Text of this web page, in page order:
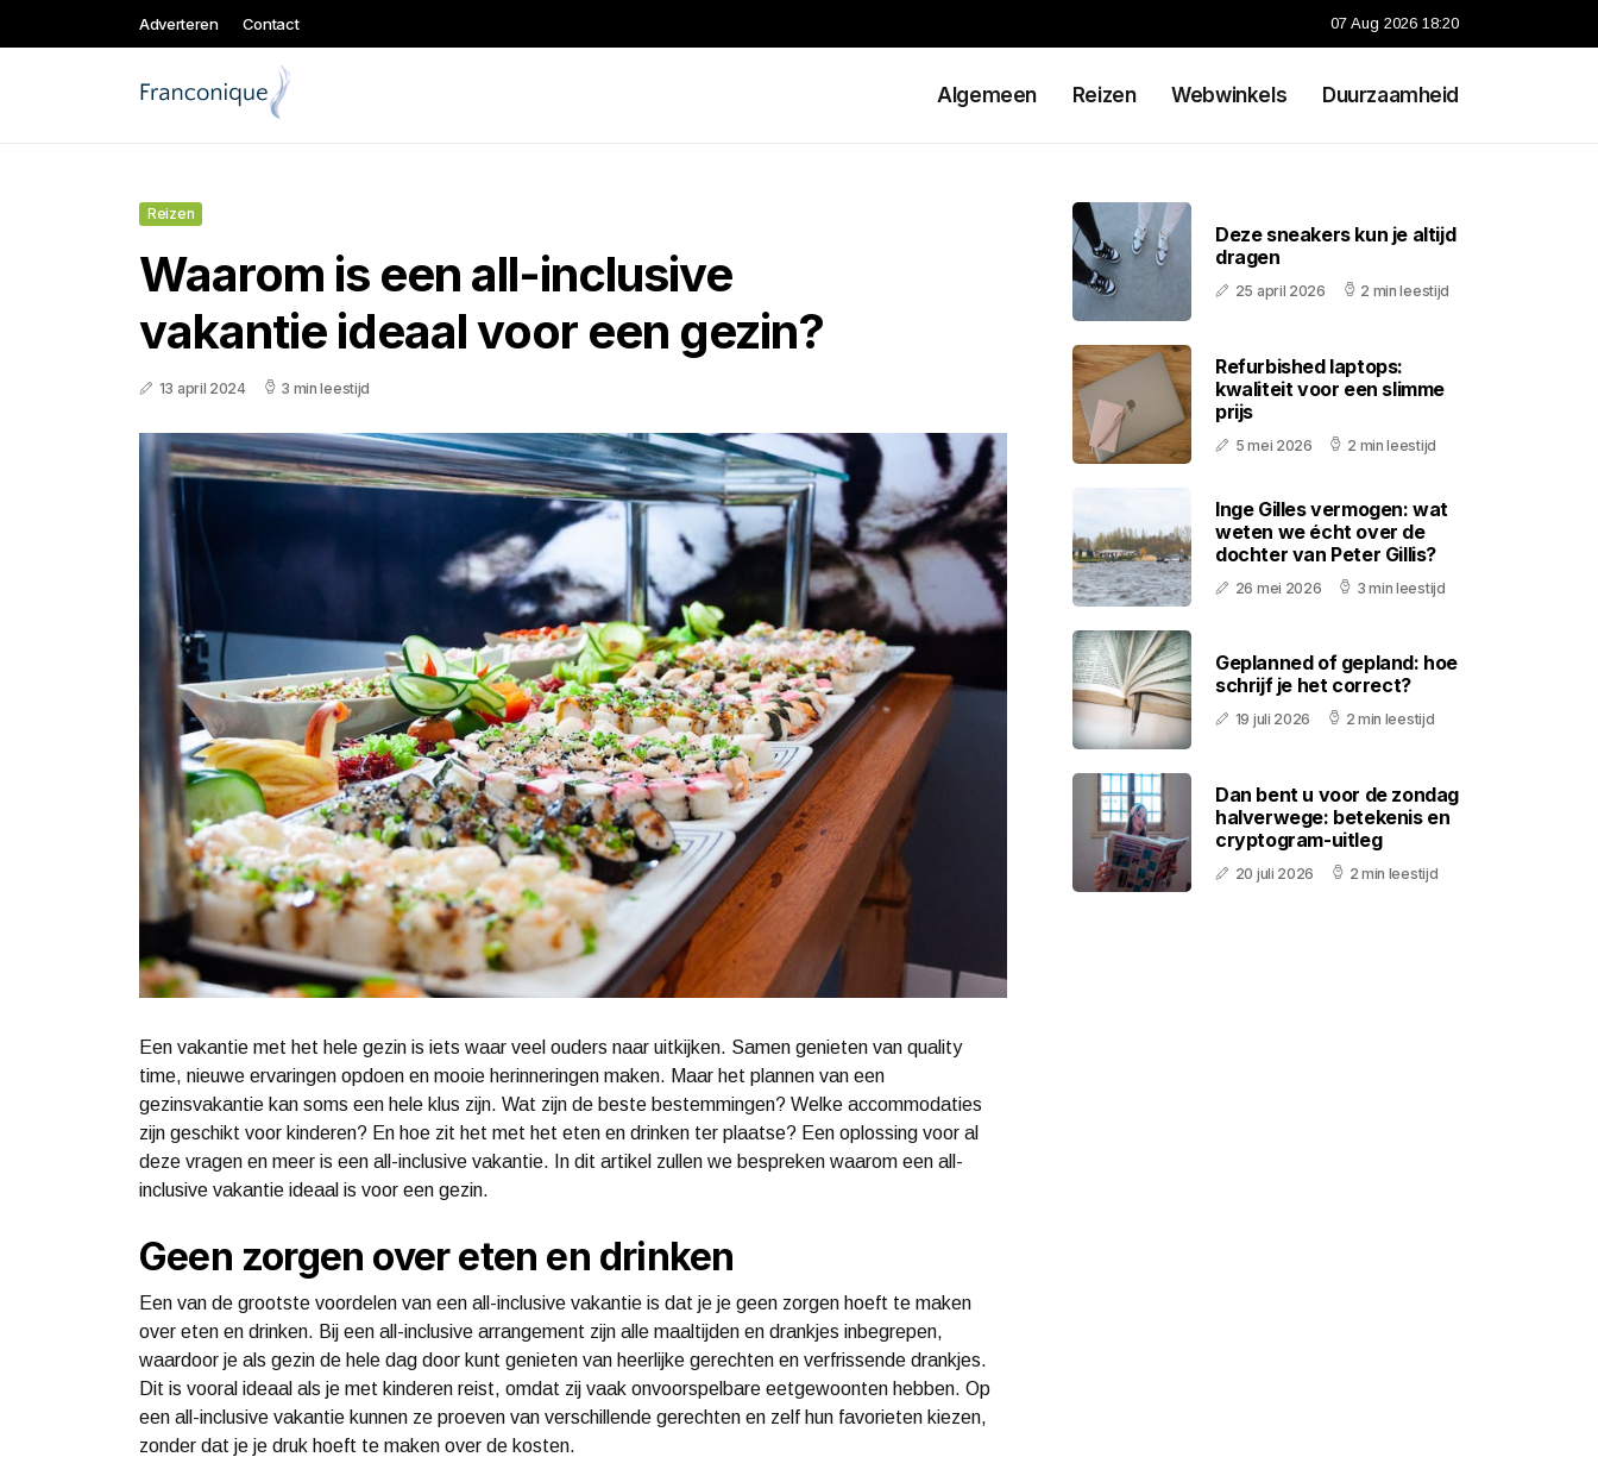
Adverteren Contact 07 Aug 2026 18:20
Algemeen Reizen Webwinkels Duurzaamheid
Reizen
Waarom is een all-inclusive
vakantie ideaal voor een gezin?
13 april 2024 3 min leestijd
Een vakantie met het hele gezin is iets waar veel ouders naar uitkijken. Samen genieten van quality
time, nieuwe ervaringen opdoen en mooie herinneringen maken. Maar het plannen van een
gezinsvakantie kan soms een hele klus zijn. Wat zijn de beste bestemmingen? Welke accommodaties
zijn geschikt voor kinderen? En hoe zit het met het eten en drinken ter plaatse? Een oplossing voor al
deze vragen en meer is een all-inclusive vakantie. In dit artikel zullen we bespreken waarom een all-
inclusive vakantie ideaal is voor een gezin.
Geen zorgen over eten en drinken
Een van de grootste voordelen van een all-inclusive vakantie is dat je je geen zorgen hoeft te maken
over eten en drinken. Bij een all-inclusive arrangement zijn alle maaltijden en drankjes inbegrepen,
waardoor je als gezin de hele dag door kunt genieten van heerlijke gerechten en verfrissende drankjes.
Dit is vooral ideaal als je met kinderen reist, omdat zij vaak onvoorspelbare eetgewoonten hebben. Op
een all-inclusive vakantie kunnen ze proeven van verschillende gerechten en zelf hun favorieten kiezen,
zonder dat je je druk hoeft te maken over de kosten.
Deze sneakers kun je altijd
dragen
25 april 2026 2 min leestijd
Refurbished laptops:
kwaliteit voor een slimme
prijs
5 mei 2026 2 min leestijd
Inge Gilles vermogen: wat
weten we écht over de
dochter van Peter Gillis?
26 mei 2026 3 min leestijd
Geplanned of gepland: hoe
schrijf je het correct?
19 juli 2026 2 min leestijd
Dan bent u voor de zondag
halverwege: betekenis en
cryptogram-uitleg
20 juli 2026 2 min leestijd